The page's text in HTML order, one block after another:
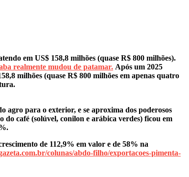
em US$ 158,8 milhões (quase R$ 800 milhões).
realmente mudou de patamar. Após um 2025
milhões (quase R$ 800 milhões em apenas quatro
agro para o exterior, e se aproxima dos poderosos
do café (solúvel, conilon e arábica verdes) ficou em
de 112,9% em valor e de 58% na
colunas/abdo-filho/exportacoes-pimenta-